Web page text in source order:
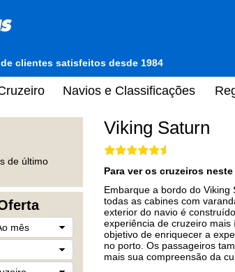
clientes satisfeitos desde 1984
Navios e Classificações
de último
Viking Saturn
Para ver os cruzeiros
Embarque a bordo do
todas as cabines com
exterior do navio é
experiência de cruzeiro
objetivo de enriquecer a
no porto. Os passageiros
mais sua compreensão da